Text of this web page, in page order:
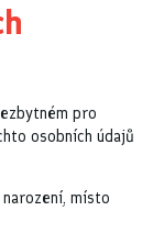
pro
osobních údajů
místo